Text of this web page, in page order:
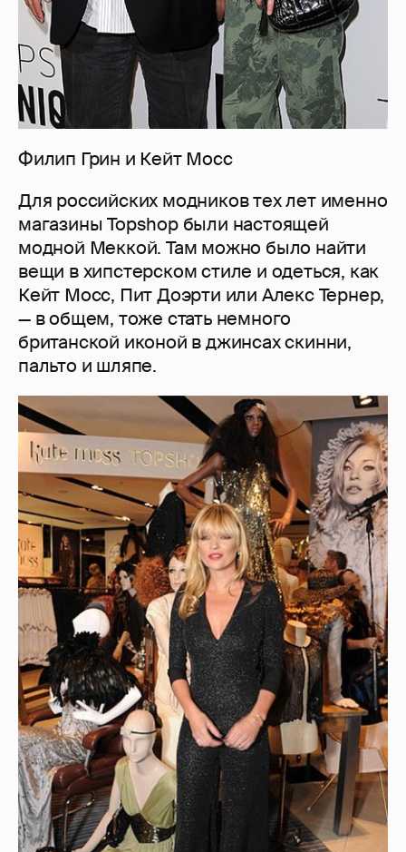
Филип Грин и Кейт Мосс
Для российских модников тех лет именно
магазины Topshop были настоящей
модной Меккой. Там можно было найти
вещи в хипстерском стиле и одеться, как
Кейт Мосс, Пит Доэрти или Алекс Тернер,
— в общем, тоже стать немного
британской иконой в джинсах скинни,
пальто и шляпе.